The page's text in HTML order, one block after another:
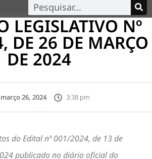
LEGISLATIVO Nº
DE 26 DE MARÇO
DE 2024
março 26, 2024 3:38 pm
do Edital nº 001/2024, de 13 de
publicado no diário oficial do